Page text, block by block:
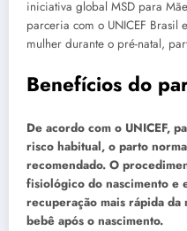
iniciativa global MSD para
parceria com o UNICEF Brasil
mulher durante o pré-natal,
Benefícios do
De acordo com o UNICEF,
risco habitual, o parto
recomendado. O
fisiológico do nascimento e
recuperação mais rápida
bebê após o nascimento.